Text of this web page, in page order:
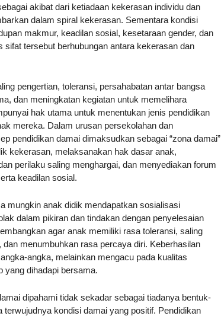
akibat dari ketiadaan kekerasan individu dan
dalam spiral kekerasan. Sementara kondisi
makmur, keadilan sosial, kesetaraan gender, dan
tersebut berhubungan antara kekerasan dan
pengertian, toleransi, persahabatan antar bangsa
dan meningkatan kegiatan untuk memelihara
hak utama untuk menentukan jenis pendidikan
mereka. Dalam urusan persekolahan dan
pendidikan damai dimaksudkan sebagai “zona damai”
kekerasan, melaksanakan hak dasar anak,
perilaku saling menghargai, dan menyediakan forum
keadilan sosial.
mungkin anak didik mendapatkan sosialisasi
dalam pikiran dan tindakan dengan penyelesaian
agar anak memiliki rasa toleransi, saling
menumbuhkan rasa percaya diri. Keberhasilan
angka, melainkan mengacu pada kualitas
yang dihadapi bersama.
dipahami tidak sekadar sebagai tiadanya bentuk-
kondisi damai yang positif. Pendidikan